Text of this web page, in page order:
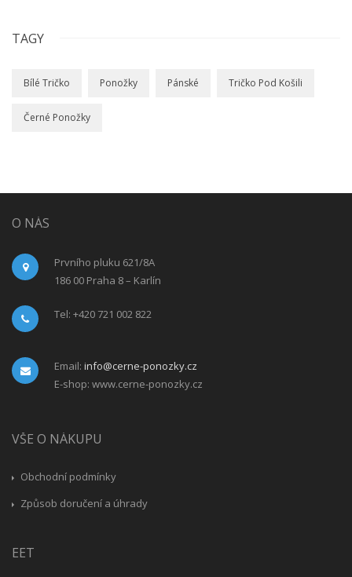
TAGY
Bílé Tričko Ponožky Pánské Tričko Pod Košili
Černé Ponožky
O NÁS
Prvního pluku 621/8A
186 00 Praha 8 – Karlín
Tel: +420 721 002 822
Email: info@cerne-ponozky.cz
E-shop: www.cerne-ponozky.cz
VŠE O NÁKUPU
Obchodní podmínky
Způsob doručení a úhrady
EET